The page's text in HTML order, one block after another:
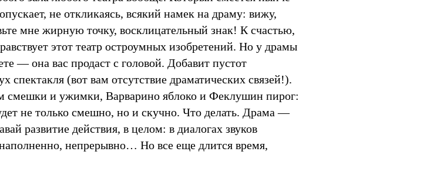
не откликаясь, всякий намек на драму: вижу,
мне жирную точку, восклицательный знак! К счастью,
этот театр остроумных изобретений. Но у драмы
— она вас продаст с головой. Добавит пустот
спектакля (вот вам отсутствие драматических связей!).
смешки и ужимки, Варварино яблоко и Феклушин пирог:
не только смешно, но и скучно. Что делать. Драма —
развитие действия, в целом: в диалогах звуков
непрерывно… Но все еще длится время,